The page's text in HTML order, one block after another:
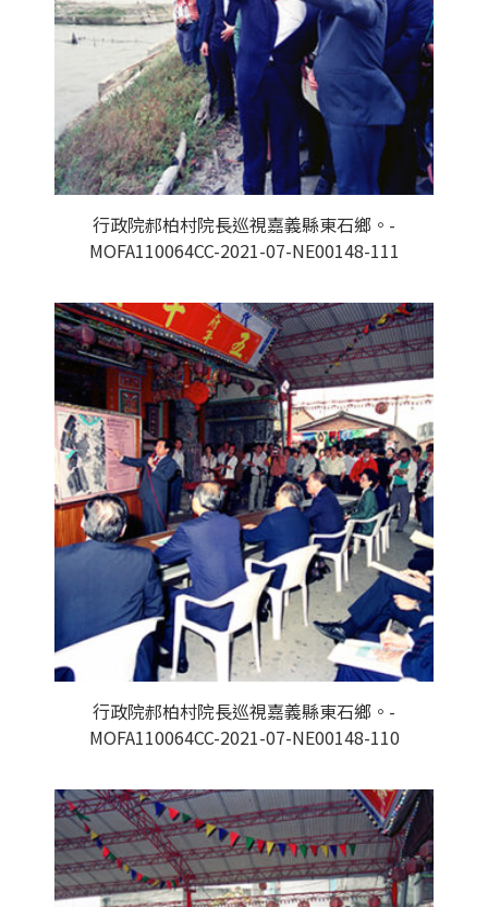
行政院郝柏村院長巡視嘉義縣東石鄉。-
MOFA110064CC-2021-07-NE00148-111
行政院郝柏村院長巡視嘉義縣東石鄉。-
MOFA110064CC-2021-07-NE00148-110